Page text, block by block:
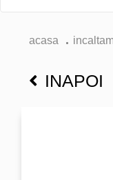
acasa
INAPOI